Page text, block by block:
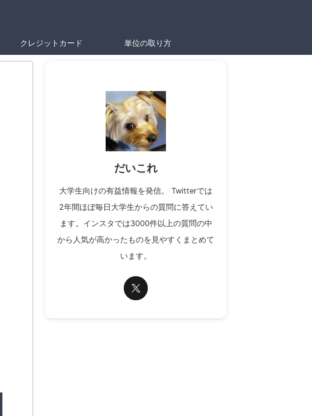
クレジットカード 単位の取り方
だいこれ
大学生向けの有益情報を発信。 Twitterでは
2年間ほぼ毎日大学生からの質問に答えてい
ます。インスタでは3000件以上の質問の中
から人気が高かったものを見やすくまとめて
います。